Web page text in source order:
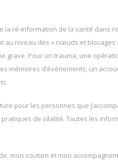
la ré-information de la santé dans
au niveau des « nœuds et
grave. Pour un trauma, une
mémoires d’événements, un
pour les personnes que
de vitalité. Toutes les
mon soutien et mon